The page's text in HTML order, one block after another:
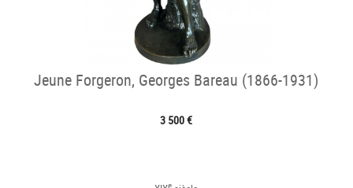
Jeune Forgeron, Georges Bareau (1866-1931)
3 500 €
e